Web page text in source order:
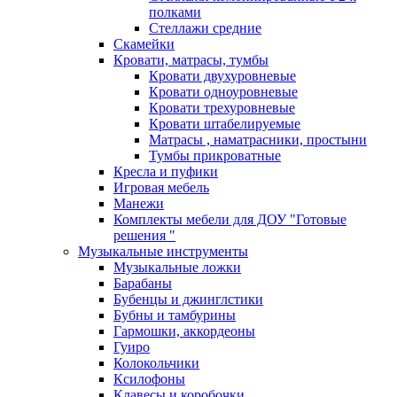
полками
Стеллажи средние
Скамейки
Кровати, матрасы, тумбы
Кровати двухуровневые
Кровати одноуровневые
Кровати трехуровневые
Кровати штабелируемые
Матрасы , наматрасники, простыни
Тумбы прикроватные
Кресла и пуфики
Игровая мебель
Манежи
Комплекты мебели для ДОУ "Готовые
решения "
Музыкальные инструменты
Музыкальные ложки
Барабаны
Бубенцы и джинглстики
Бубны и тамбурины
Гармошки, аккордеоны
Гуиро
Колокольчики
Ксилофоны